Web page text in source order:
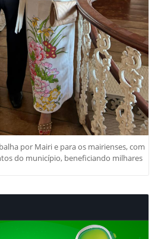
por Mairi e para os mairienses, com
do município, beneficiando milhares